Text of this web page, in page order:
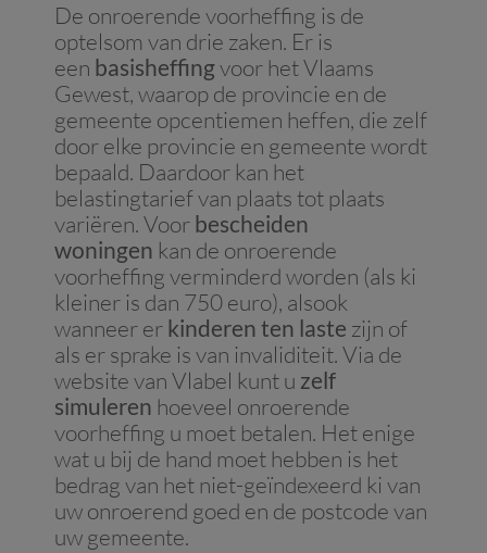
De onroerende voorheffing is de
optelsom van drie zaken. Er is
een basisheffingvoor het Vlaams
Gewest, waarop de provincie en de
gemeente opcentiemen heffen, die zelf
door elke provincie en gemeente wordt
bepaald. Daardoor kan het
belastingtarief van plaats tot plaats
variëren. Voor bescheiden
woningen kan de onroerende
voorheffing verminderd worden (als ki
kleiner is dan 750 euro), alsook
wanneer er kinderen ten laste zijn of
als er sprake is van invaliditeit. Via de
website van Vlabel kunt u zelf
simuleren hoeveel onroerende
voorheffing u moet betalen. Het enige
wat u bij de hand moet hebben is het
bedrag van het niet-geïndexeerd ki van
uw onroerend goed en de postcode van
uw gemeente.